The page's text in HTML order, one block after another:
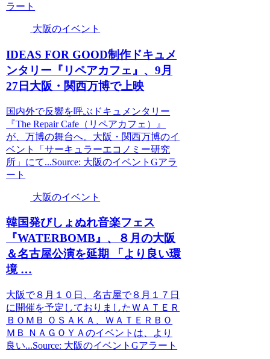
ラート
大阪のイベント
IDEAS FOR GOOD制作ドキュメ
ンタリー『リペアカフェ』、9月
27日 大阪 ・関西万博で上映
国内外で反響を呼ぶドキュメンタリー
『The Repair Cafe（リペアカフェ）』
が、万博の舞台へ。大阪・関西万博のイ
ベント「サーキュラーエコノミー研究
所」にて...Source: 大阪のイベントGアラ
ート
大阪のイベント
韓国発びしょぬれ音楽フェス
『WATERBOMB』、８月の大阪
＆名古屋公演を延期 「より良い環
境 …
大阪で８月１０日、名古屋で８月１７日
に開催を予定しておりましたＷＡＴＥＲ
ＢＯＭＢ ＯＳＡＫＡ、ＷＡＴＥＲＢＯ
ＭＢ ＮＡＧＯＹＡのイベントは、より
良い...Source: 大阪のイベントGアラート